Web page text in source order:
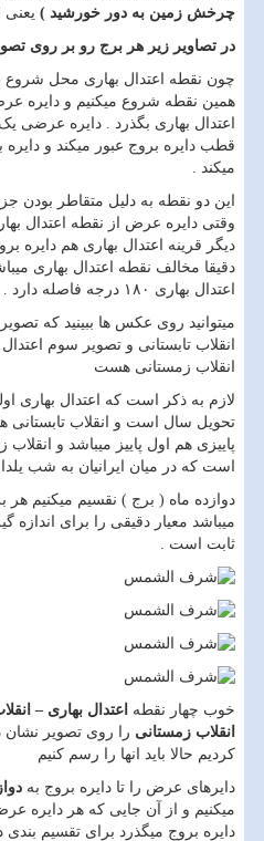
چرخش زمین به دور خورشید )
در تصاویر زیر هر برج رو بر روی
چون نقطه اعتدال بهاری محل شروع
همین نقطه شروع میکنیم و دایره
اعتدال بهاری بگذرد . دایره عرضی
قطب دایره بروج عبور میکند و
میکند .
این دو نقطه به دلیل متقاطر بودن
وقتی دایره عرض از نقطه اعتدال
دیگر قرینه اعتدال بهاری هم دایره
دقیقا مخالف نقطه اعتدال بهاری
اعتدال بهاری ۱۸۰ درجه فاصله دارد .
میتوانید روی عکس ها ببینید که
انقلاب تابستانی و تصویر سوم
انقلاب زمستانی هست
لازم به ذکر است که اعتدال بهاری
تحویل سال است و انقلاب تابستانی
پاییزی هم اول پاییز میباشد و
است که در میان ایرانیان به شب
میباشد معیار دقیقی را برای اندازه
ثابت است .
خوب چهار نقطه اعتدال بهاری –
انقلاب زمستانی را روی تصویر
کردیم حالا باید انها را رسم کنیم
دایرهای عرض را تا دایره بروج به
میکنیم و از آن جایی که هر دایره
دایره بروج میگذرد برای تقسیم بندی